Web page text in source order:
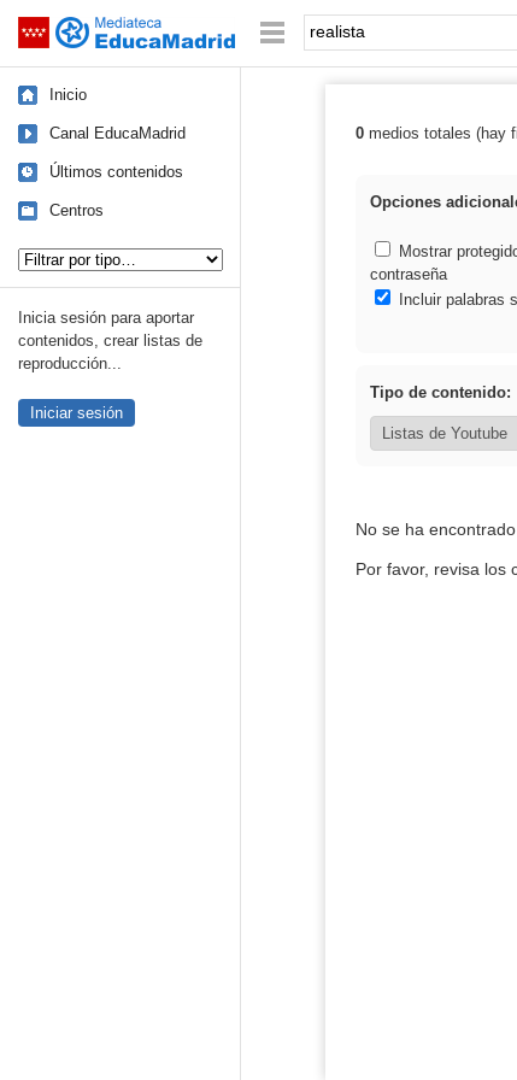
Saltar navegación Palabra o frase:
Inicio
Canal EducaMadrid
Últimos contenidos
Centros
Inicia sesión para aportar
contenidos, crear listas de
reproducción...
Iniciar sesión
Resultados
0medios totales (hay
Opciones
Mostrar
contraseña
Incluir palabras
Tipo de contenido:
No se ha
Por favor, revisa los